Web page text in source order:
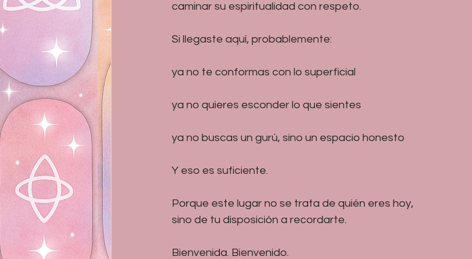
caminar su espiritualidad con respeto.
Si llegaste aquí, probablemente:
ya no te conformas con lo superficial
ya no quieres esconder lo que sientes
ya no buscas un gurú, sino un espacio honesto
Y eso es suficiente.
Porque este lugar no se trata de quién eres hoy,
sino de tu disposición a recordarte.
Bienvenida. Bienvenido.